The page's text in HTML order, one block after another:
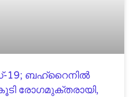
19; ബഹ്റൈനിൽ
രോഗമുക്തരായി,